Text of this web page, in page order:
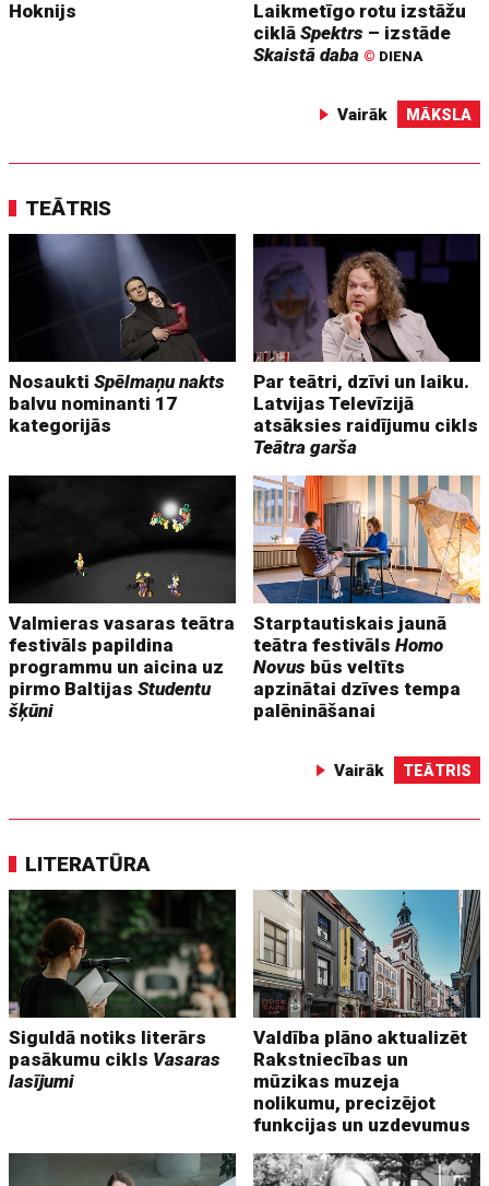
Hoknijs
Laikmetīgo rotu izstāžu
ciklāSpektrs – izstāde
Skaistā daba © DIENA
Vairāk MĀKSLA
TEĀTRIS
NosauktiSpēlmaņu nakts
balvu nominanti 17
kategorijās
Par teātri, dzīvi un laiku.
Latvijas Televīzijā
atsāksies raidījumu cikls
Teātra garša
Valmieras vasaras teātra
festivāls papildina
programmu un aicina uz
pirmo BaltijasStudentu
šķūni
Starptautiskais jaunā
teātra festivālsHomo
Novus būs veltīts
apzinātai dzīves tempa
palēnināšanai
Vairāk TEĀTRIS
LITERATŪRA
Siguldā notiks literārs
pasākumu cikls Vasaras
lasījumi
Valdība plāno aktualizēt
Rakstniecības un
mūzikas muzeja
nolikumu, precizējot
funkcijas un uzdevumus